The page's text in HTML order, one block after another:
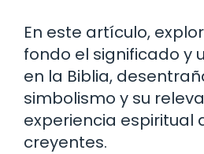
En este artículo,
fondo el significado y
en la Biblia,
simbolismo y su
experiencia espiritual
creyentes.